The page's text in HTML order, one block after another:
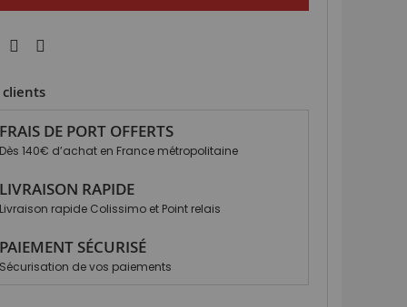
FRAIS DE PORT OFFERTS
Dès 140€ d’achat en France métropolitaine
LIVRAISON RAPIDE
Livraison rapide Colissimo et Point relais
PAIEMENT SÉCURISÉ
Sécurisation de vos paiements